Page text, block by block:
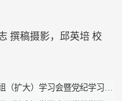
撰稿摄影，邱英培 校
上一篇：学校举办党委理论学习中心组（扩大）学习会暨党纪学习教育读书班